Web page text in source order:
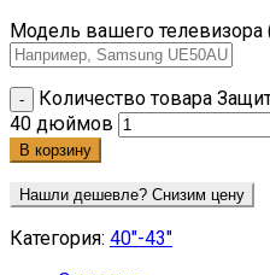
Модель вашего телевизора
Количество товара
40 дюймов
В корзину
Нашли дешевле? Снизим цену
Категория: 40"-43"